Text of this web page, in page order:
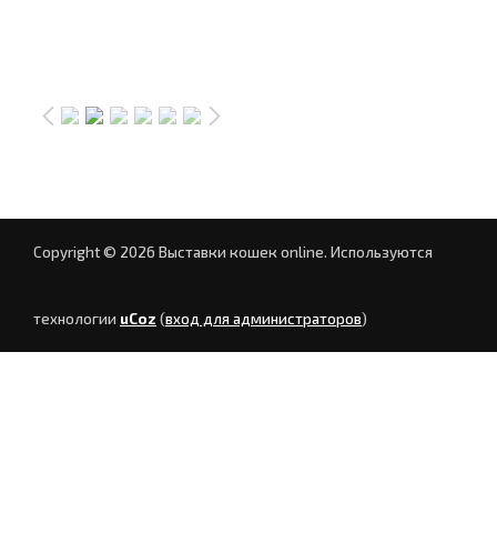
Copyright © 2026 Выставки кошек online. Используются
технологии uCoz (вход для администраторов)